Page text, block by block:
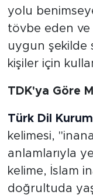
yolu
tövbe eden ve
uygun şekilde
kişiler için
TDK'ya Göre
Türk Dil
kelimesi,
anlamlarıyla
kelime, İslam
doğrultuda